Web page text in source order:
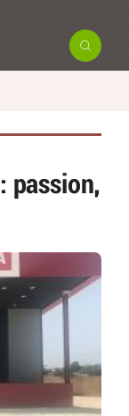
passion,